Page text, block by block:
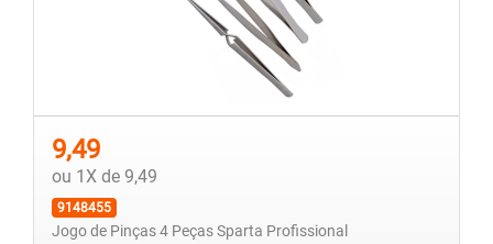
9,49
ou 1X de 9,49
9148455
Jogo de Pinças 4 Peças Sparta Profissional